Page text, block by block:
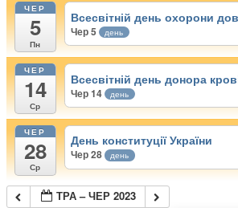
ЧЕР
5
Пн
Всесвітній день охорони
Чер 5 день
ЧЕР
14
Ср
Всесвітній день донора
Чер 14 день
ЧЕР
28
Ср
День конституції України
Чер 28 день
ТРА – ЧЕР 2023